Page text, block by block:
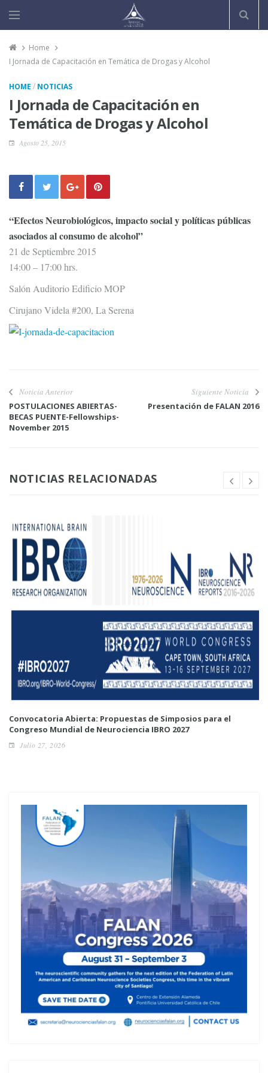
Home
I Jornada de Capacitación en Temática de Drogas y Alcohol
HOME / NOTICIAS
I Jornada de Capacitación en
Temática de Drogas y Alcohol
Agosto 25, 2015
“Efectos Neurobiológicos, impacto social y políticas públicas
asociados al consumo de alcohol”
21 de Septiembre 2015
14:00 – 17:00 hrs.
Salón Auditorio Edificio MOP
Cirujano Videla #200, La Serena
Noticia Anterior
POSTULACIONES ABIERTAS-
BECAS PUENTE-Fellowships-
November 2015
Siguiente Noticia
Presentación de FALAN 2016
NOTICIAS RELACIONADAS
Convocatoria Abierta: Propuestas de Simposios para el
Congreso Mundial de Neurociencia IBRO 2027
Julio 27, 2026